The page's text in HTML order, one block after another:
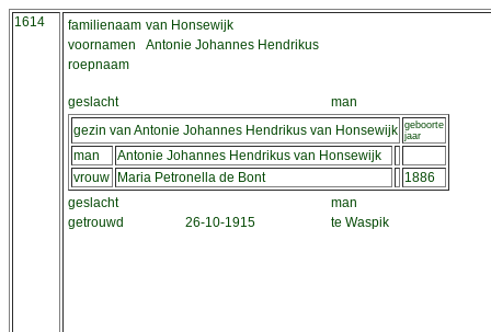
1614 familienaam van Honsewijk
voornamen
Antonie Johannes Hendrikus
roepnaam
geslacht
man
gezin van Antonie Johannes Hendrikus van Honsewijk geboorte
jaar
man
Antonie Johannes Hendrikus van Honsewijk
vrouw
Maria Petronella de Bont
1886
geslacht
man
getrouwd
26-10-1915 te Waspik